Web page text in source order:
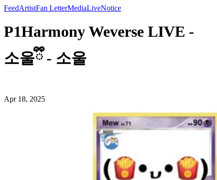
FeedArtistFan LetterMediaLiveNotice
P1Harmony Weverse LIVE -
소울ྀི - 소울
Apr 18, 2025